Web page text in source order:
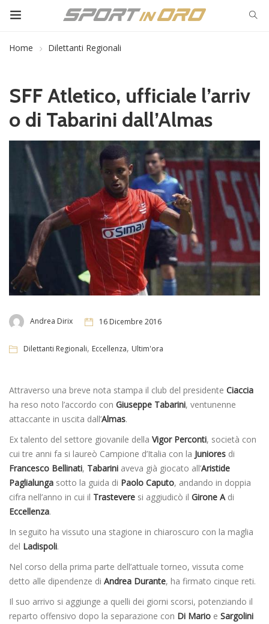
Home Dilettanti Regionali
SFF Atletico, ufficiale l’arriv
o di Tabarini dall’Almas
Andrea Dirix 16 Dicembre 2016
Dilettanti Regionali, Eccellenza, Ultim'ora
Attraverso una breve nota stampa il club del presidente Ciaccia
ha reso noto l’accordo con Giuseppe Tabarini, ventunenne
attaccante in uscita dall’Almas.
Ex talento del settore giovanile della Vigor Perconti, società con
cui tre anni fa si laureò Campione d’Italia con la Juniores di
Francesco Bellinati, Tabarini aveva già giocato all’Aristide
Paglialunga sotto la guida di Paolo Caputo, andando in doppia
cifra nell’anno in cui il Trastevere si aggiudicò il Girone A di
Eccellenza.
In seguito ha vissuto una stagione in chiaroscuro con la maglia
del Ladispoli.
Nel corso della prima parte dell’attuale torneo, vissuta come
detto alle dipendenze di Andrea Durante, ha firmato cinque reti.
Il suo arrivo si aggiunge a quelli dei giorni scorsi, potenziando il
reparto offensivo dopo la separazione con Di Mario e Sargolini